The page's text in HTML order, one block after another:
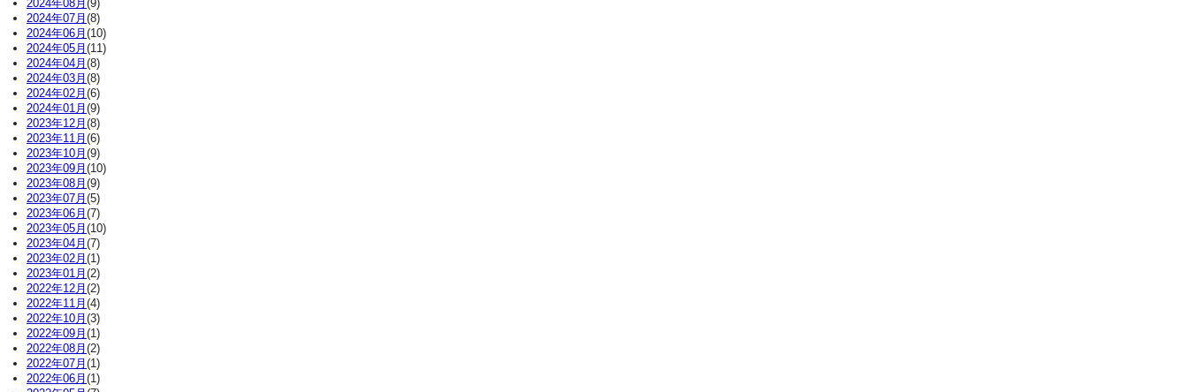
2024年08月 (9)
2024年07月 (8)
2024年06月 (10)
2024年05月 (11)
2024年04月 (8)
2024年03月 (8)
2024年02月 (6)
2024年01月 (9)
2023年12月 (8)
2023年11月 (6)
2023年10月 (9)
2023年09月 (10)
2023年08月 (9)
2023年07月 (5)
2023年06月 (7)
2023年05月 (10)
2023年04月 (7)
2023年02月 (1)
2023年01月 (2)
2022年12月 (2)
2022年11月 (4)
2022年10月 (3)
2022年09月 (1)
2022年08月 (2)
2022年07月 (1)
2022年06月 (1)